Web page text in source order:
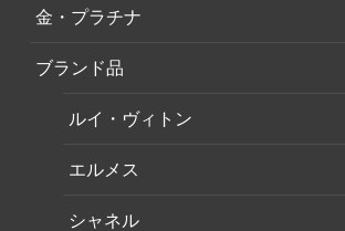
金・プラチナ
ブランド品
ルイ・ヴィトン
エルメス
シャネル